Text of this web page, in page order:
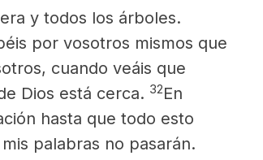
y todos los árboles.
por vosotros mismos que
cuando veáis que
Dios está cerca. 32En
hasta que todo esto
palabras no pasarán.